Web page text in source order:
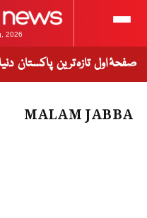
2026
صفحۂ اول تازہ ترین پاکستان دنیا
MALAM JABBA